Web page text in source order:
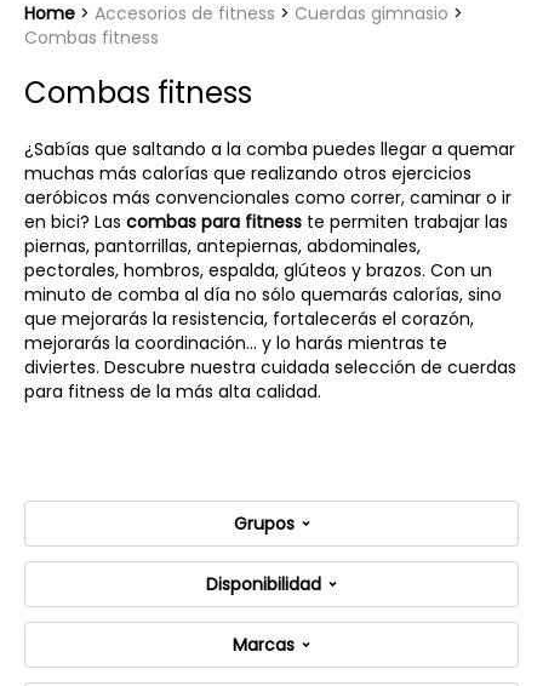
Home Accesorios de fitness
Cuerdas gimnasio
Combas fitness
Combas fitness
¿Sabías que saltando a la comba puedes llegar a quemar
muchas más calorías que realizando otros ejercicios
aeróbicos más convencionales como correr, caminar o ir
en bici? Las combas para fitness te permiten trabajar las
piernas, pantorrillas, antepiernas, abdominales,
pectorales, hombros, espalda, glúteos y brazos. Con un
minuto de comba al día no sólo quemarás calorías, sino
que mejorarás la resistencia, fortalecerás el corazón,
mejorarás la coordinación... y lo harás mientras te
diviertes. Descubre nuestra cuidada selección de cuerdas
para fitness de la más alta calidad.
Grupos
Disponibilidad
Marcas